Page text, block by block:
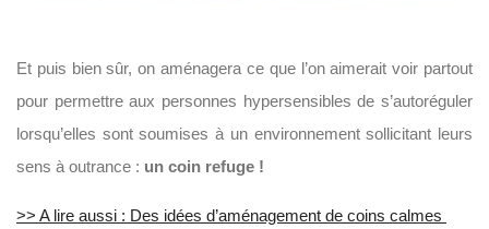
Et puis bien sûr, on aménagera ce que l’on aimerait voir partout
pour permettre aux personnes hypersensibles de s’autoréguler
lorsqu’elles sont soumises à un environnement sollicitant leurs
sens à outrance : un coin refuge !
>> A lire aussi : Des idées d’aménagement de coins calmes